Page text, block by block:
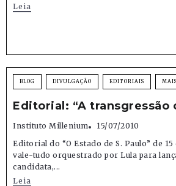
Leia
BLOG DIVULGAÇÃO EDITORIAIS
Editorial: “A transgressão
Instituto Millenium
15/07/2010
Editorial do “O Estado de S. Paulo” de
vale-tudo orquestrado por Lula para
candidata,...
Leia